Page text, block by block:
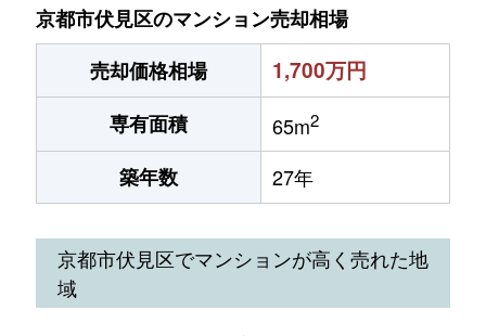
京都市伏見区のマンション売却相場
売却価格相場
1,700万円
専有面積 65m2
築年数 27年
京都市伏見区でマンションが高く売れた地
域